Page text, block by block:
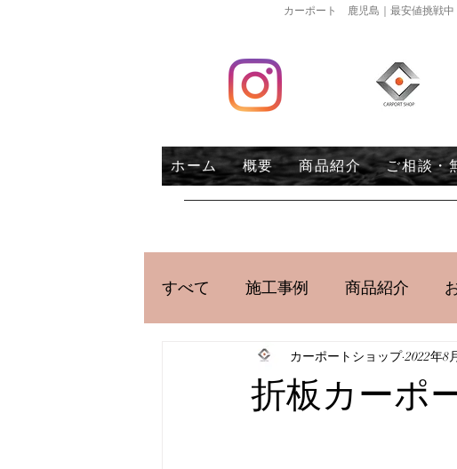
カーポート 鹿児島｜最安値挑戦中
ホーム 概要 商品紹介 ご相談・
すべて 施工事例 商品紹介
折板カーポ
カーポートショップ 2022年8